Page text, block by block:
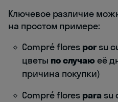
Ключевое различие
на простом примере:
Compré flores por su
цветы по случаюеё
причина покупки)
Compré flores para su